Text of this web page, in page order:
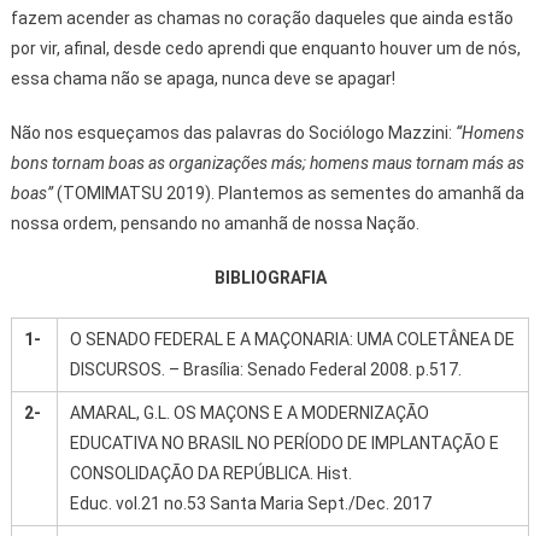
fazem acender as chamas no coração daqueles que ainda estão
por vir, afinal, desde cedo aprendi que enquanto houver um de nós,
essa chama não se apaga, nunca deve se apagar!
Não nos esqueçamos das palavras do Sociólogo Mazzini: “Homens
bons tornam boas as organizações más; homens maus tornam más as
boas”(TOMIMATSU 2019). Plantemos as sementes do amanhã da
nossa ordem, pensando no amanhã de nossa Nação.
BIBLIOGRAFIA
1-
O SENADO FEDERAL E A MAÇONARIA: UMA COLETÂNEA DE
DISCURSOS. – Brasília: Senado Federal 2008. p.517.
2-
AMARAL, G.L. OS MAÇONS E A MODERNIZAÇÃO
EDUCATIVA NO BRASIL NO PERÍODO DE IMPLANTAÇÃO E
CONSOLIDAÇÃO DA REPÚBLICA. Hist.
Educ. vol.21 no.53 Santa Maria Sept./Dec. 2017